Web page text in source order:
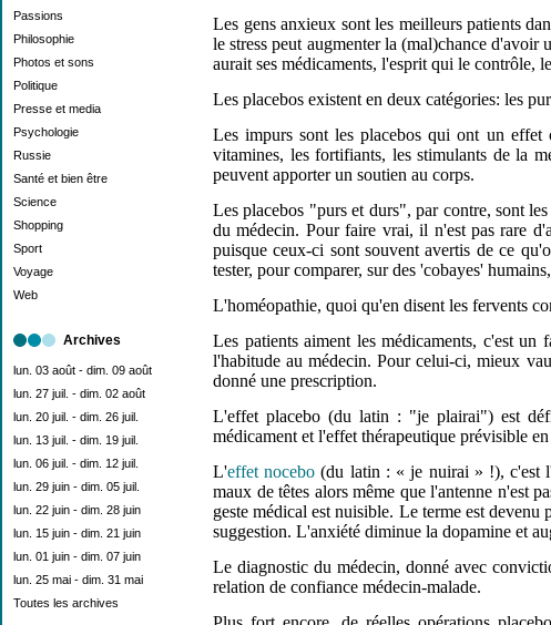
Passions
Philosophie
Photos et sons
Politique
Presse et media
Psychologie
Russie
Santé et bien être
Science
Shopping
Sport
Voyage
Web
Archives
lun. 03 août - dim. 09 août
lun. 27 juil. - dim. 02 août
lun. 20 juil. - dim. 26 juil.
lun. 13 juil. - dim. 19 juil.
lun. 06 juil. - dim. 12 juil.
lun. 29 juin - dim. 05 juil.
lun. 22 juin - dim. 28 juin
lun. 15 juin - dim. 21 juin
lun. 01 juin - dim. 07 juin
lun. 25 mai - dim. 31 mai
Toutes les archives
Les gens anxieux sont les meilleurs patients
le stress peut augmenter la (mal)chance
aurait ses médicaments, l'esprit qui le contrôle,
Les placebos existent en deux catégories: les
Les impurs sont les placebos qui ont un effet
vitamines, les fortifiants, les stimulants de la
peuvent apporter un soutien au corps.
Les placebos "purs et durs", par contre, sont
du médecin. Pour faire vrai, il n'est pas rare
puisque ceux-ci sont souvent avertis de ce
tester, pour comparer, sur des 'cobayes'
L'homéopathie, quoi qu'en disent les fervents
Les patients aiment les médicaments, c'est
l'habitude au médecin. Pour celui-ci, mieux
donné une prescription.
L'effet placebo (du latin : "je plairai") est
médicament et l'effet thérapeutique prévisible
L'effet nocebo (du latin : « je nuirai » !), c'est
maux de têtes alors même que l'antenne n'est
geste médical est nuisible. Le terme est
suggestion. L'anxiété diminue la dopamine et
Le diagnostic du médecin, donné avec
relation de confiance médecin-malade.